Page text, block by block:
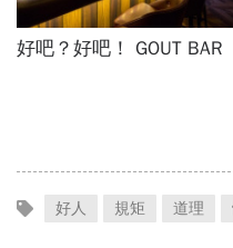
好吧？好吧！ GOUT BAR
好人 規矩 道理